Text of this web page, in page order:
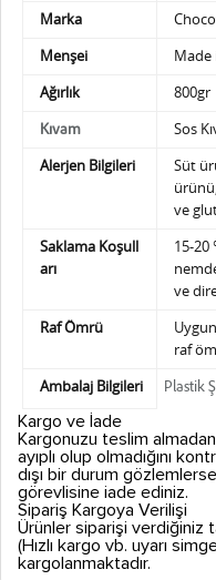
Marka
Menşei
Made
Ağırlık
800gr
Kıvam
Sos
Alerjen Bilgileri
Süt
ürünü,
ve
Saklama Koşull
arı
15-20
ve
Raf Ömrü
raf
Ambalaj Bilgileri
Plastik
Kargo ve İade
Kargonuzu teslim
ayıplı olup olmadığını
dışı bir durum
görevlisine iade ediniz.
Sipariş Kargoya Verilişi
Ürünler siparişi verdiğiniz
(Hızlı kargo vb. uyarı
kargolanmaktadır.